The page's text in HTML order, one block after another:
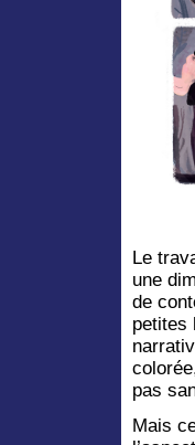
Le
une
de
petites
pas
Mais